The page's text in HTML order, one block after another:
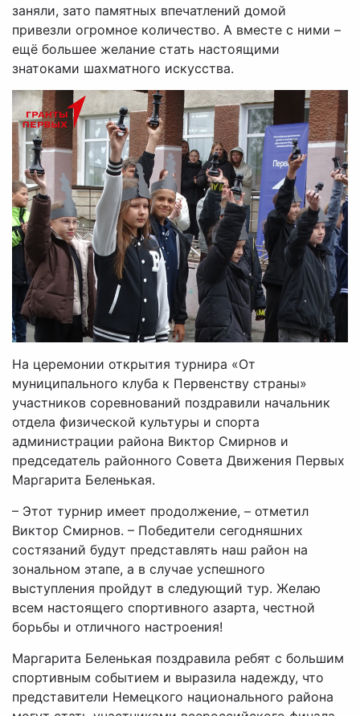
заняли, зато памятных впечатлений домой
привезли огромное количество. А вместе с ними –
ещё большее желание стать настоящими
знатоками шахматного искусства.
На церемонии открытия турнира «От
муниципального клуба к Первенству страны»
участников соревнований поздравили начальник
отдела физической культуры и спорта
администрации района Виктор Смирнов и
председатель районного Совета Движения Первых
Маргарита Беленькая.
– Этот турнир имеет продолжение, – отметил
Виктор Смирнов. – Победители сегодняшних
состязаний будут представлять наш район на
зональном этапе, а в случае успешного
выступления пройдут в следующий тур. Желаю
всем настоящего спортивного азарта, честной
борьбы и отличного настроения!
Маргарита Беленькая поздравила ребят с большим
спортивным событием и выразила надежду, что
представители Немецкого национального района